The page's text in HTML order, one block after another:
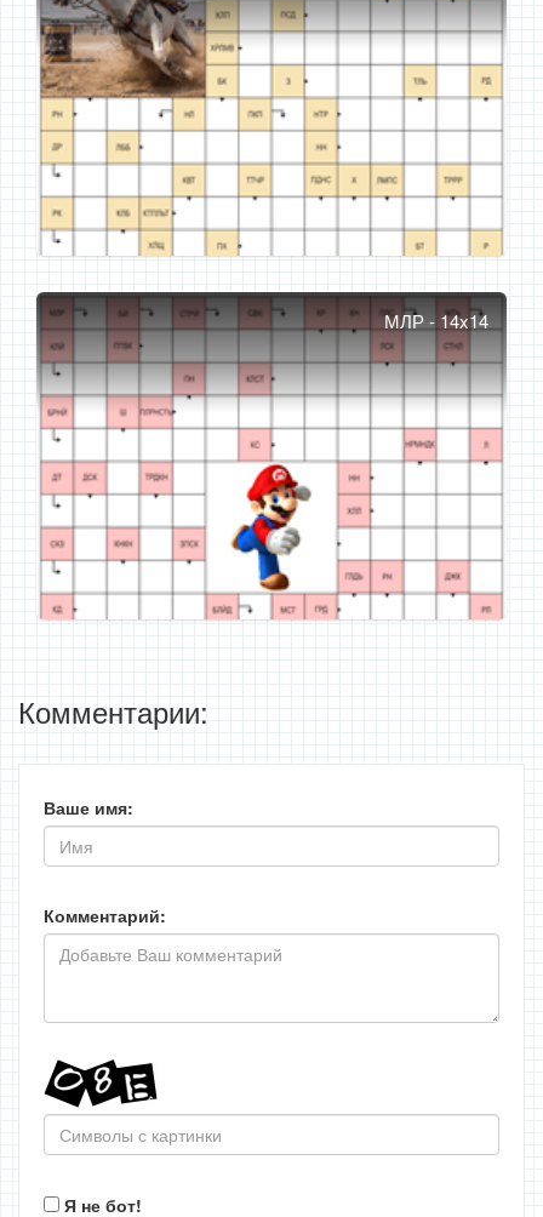
МЛР - 14x14
Комментарии:
Ваше имя:
Комментарий:
Я не бот!